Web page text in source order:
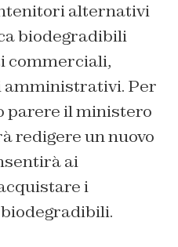
alternativi
biodegradibili
commerciali,
amministrativi. Per
parere il ministero
redigere un nuovo
ai
i